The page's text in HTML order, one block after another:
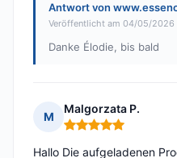
Antwort von
Veröffentlicht am 04/05/2026
Danke Élodie, bis bald
M
Malgorzata P.
Hinweis: 5 von 5
Hallo Die aufgeladenen